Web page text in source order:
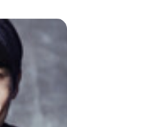
고 떠나는 특별한 여행을 시작하게
로 이해할 수 있지 않은가. 따라서 공
민들도, 영어를 잘하는 사람들은 예
을 통해 영어 공부를 하고 있다. 이 책
읽기만 해도 영어 단어가 머릿속을
. 오늘부터 1일 1페이지씩 딱 365
어떨까? 1년 뒤 오늘 당신도 “영어
되어 있을 것이다!